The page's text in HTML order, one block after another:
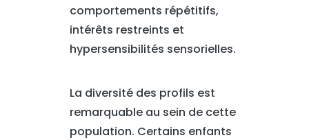
comportements répétitifs,
intérêts restreints et
hypersensibilités sensorielles.
La diversité des profils est
remarquable au sein de cette
population. Certains enfants